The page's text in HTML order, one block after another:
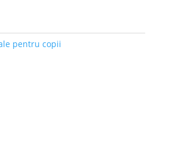
pentru copii